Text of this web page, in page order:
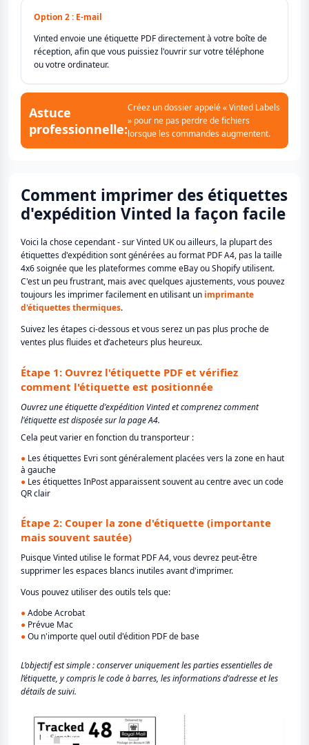
Option 2 : E-mail
Vinted envoie une étiquette PDF directement à votre boîte de
réception, afin que vous puissiez l'ouvrir sur votre téléphone
ou votre ordinateur.
Astuce
professionnelle:
Créez un dossier appelé « Vinted Labels
» pour ne pas perdre de fichiers
lorsque les commandes augmentent.
Comment imprimer des étiquettes
d'expédition Vinted la façon facile
Voici la chose cependant - sur Vinted UK ou ailleurs, la plupart des
étiquettes d'expédition sont générées au format PDF A4, pas la taille
4x6 soignée que les plateformes comme eBay ou Shopify utilisent.
C'est un peu frustrant, mais avec quelques ajustements, vous pouvez
toujours les imprimer facilement en utilisant un imprimante
d'étiquettes thermiques.
Suivez les étapes ci-dessous et vous serez un pas plus proche de
ventes plus fluides et d’acheteurs plus heureux.
Étape 1: Ouvrez l'étiquette PDF et vérifiez
comment l'étiquette est positionnée
Ouvrez une étiquette d'expédition Vinted et comprenez comment
l'étiquette est disposée sur la page A4.
Cela peut varier en fonction du transporteur :
● Les étiquettes Evri sont généralement placées vers la zone en haut
à gauche
● Les étiquettes InPost apparaissent souvent au centre avec un code
QR clair
Étape 2: Couper la zone d'étiquette (importante
mais souvent sautée)
Puisque Vinted utilise le format PDF A4, vous devrez peut-être
supprimer les espaces blancs inutiles avant d'imprimer.
Vous pouvez utiliser des outils tels que:
●Adobe Acrobat
● Prévue Mac
●Ou n'importe quel outil d'édition PDF de base
L’objectif est simple : conserver uniquement les parties essentielles de
l’étiquette, y compris le code à barres, les informations d’adresse et les
détails de suivi.